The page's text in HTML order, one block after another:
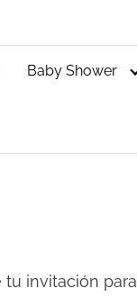
Baby Shower
tu invitación para